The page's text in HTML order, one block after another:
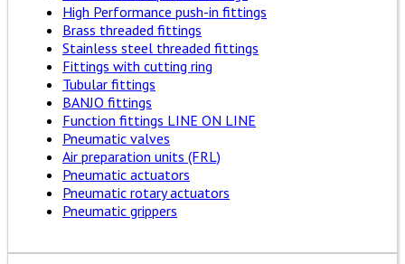
High Performance push-in fittings
Brass threaded fittings
Stainless steel threaded fittings
Fittings with cutting ring
Tubular fittings
BANJO fittings
Function fittings LINE ON LINE
Pneumatic valves
Air preparation units (FRL)
Pneumatic actuators
Pneumatic rotary actuators
Pneumatic grippers